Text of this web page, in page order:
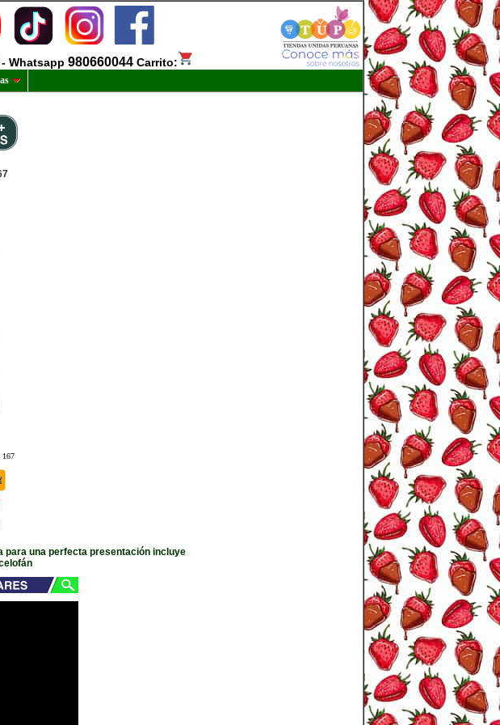
- Whatsapp 980660044 Carrito:
para una perfecta presentación incluye